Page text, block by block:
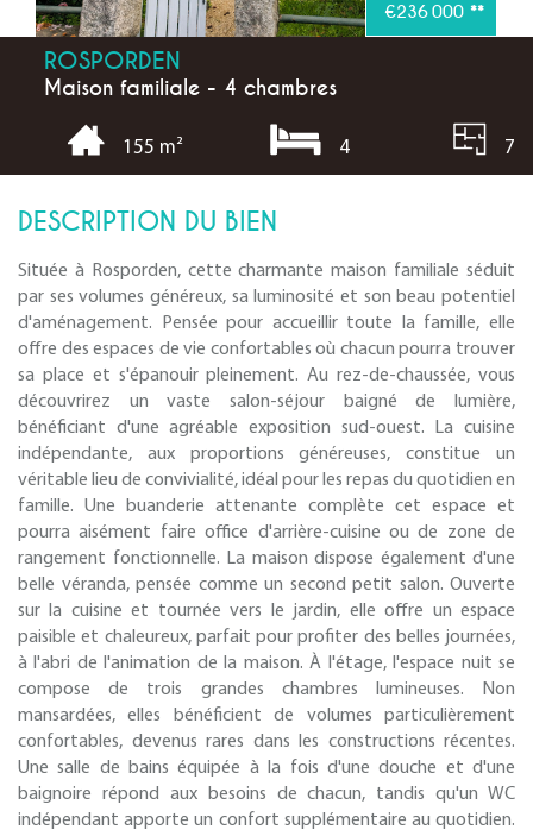
€236 000 **
ROSPORDEN
Maison familiale - 4 chambres
155 m² 4 7
DESCRIPTION DU BIEN
Située à Rosporden, cette charmante maison familiale séduit
par ses volumes généreux, sa luminosité et son beau potentiel
d'aménagement. Pensée pour accueillir toute la famille, elle
offre des espaces de vie confortables où chacun pourra trouver
sa place et s'épanouir pleinement. Au rez-de-chaussée, vous
découvrirez un vaste salon-séjour baigné de lumière,
bénéficiant d'une agréable exposition sud-ouest. La cuisine
indépendante, aux proportions généreuses, constitue un
véritable lieu de convivialité, idéal pour les repas du quotidien en
famille. Une buanderie attenante complète cet espace et
pourra aisément faire office d'arrière-cuisine ou de zone de
rangement fonctionnelle. La maison dispose également d'une
belle véranda, pensée comme un second petit salon. Ouverte
sur la cuisine et tournée vers le jardin, elle offre un espace
paisible et chaleureux, parfait pour profiter des belles journées,
à l'abri de l'animation de la maison. À l'étage, l'espace nuit se
compose de trois grandes chambres lumineuses. Non
mansardées, elles bénéficient de volumes particulièrement
confortables, devenus rares dans les constructions récentes.
Une salle de bains équipée à la fois d'une douche et d'une
baignoire répond aux besoins de chacun, tandis qu'un WC
indépendant apporte un confort supplémentaire au quotidien.